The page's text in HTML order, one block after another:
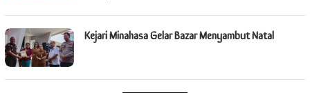
Kejari Minahasa Gelar Bazar Menyambut Natal